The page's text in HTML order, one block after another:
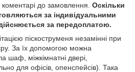
до замовлення. Оскільки
за індивідуальними
за передоплатою.
піскоструменя незамінні при
За їх допомогою можна
шаф, міжкімнатні двері,
для офісів, опенспейсів). Така